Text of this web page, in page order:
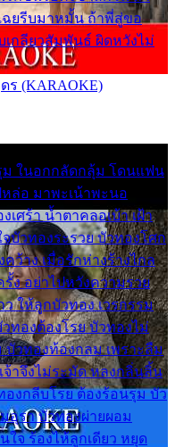
ฉยรีบมาหมั้น ถ้าพี่สู่ขอ
เกลียวสัมพันธ์ ผิดหวังไม่
ร (KARAOKE)
ม ในอกกลัดกลุ้ม โดนแฟน
ล่อ มาพะเน้าพะนอ
เศร้า น้ำตาคลอเบ้า เฝ้า
บัวทองระรวย บัวทองโศก
คว้าง เมื่อรักห่างร้างไกล
ง อย่าไปหวังความรวย
ให้ลูกบัวทอง เวรกรรม
ทองต้องโรย บัวทองไม่
วทองท้องกลม เพราะลืม
าจึงไม่ระมัด หลงกลิ่นลิ้น
องกลีบโรย ต้องร้อนรุม บัว
รา บัวทองผ่ายผอม
จ ร้องไห้ลูกเดียว หยุด